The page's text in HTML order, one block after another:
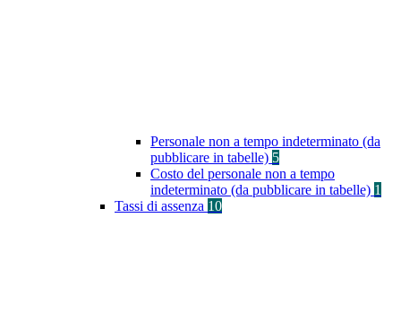
Personale non a tempo indeterminato (da
pubblicare in tabelle) 5
Costo del personale non a tempo
indeterminato (da pubblicare in tabelle) 1
Tassi di assenza 10